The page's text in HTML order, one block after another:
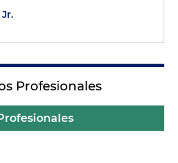
Profesionales